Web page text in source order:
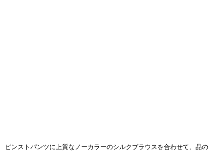
ピンストパンツに上質なノーカラーのシルクブラウスを合わせて、品の